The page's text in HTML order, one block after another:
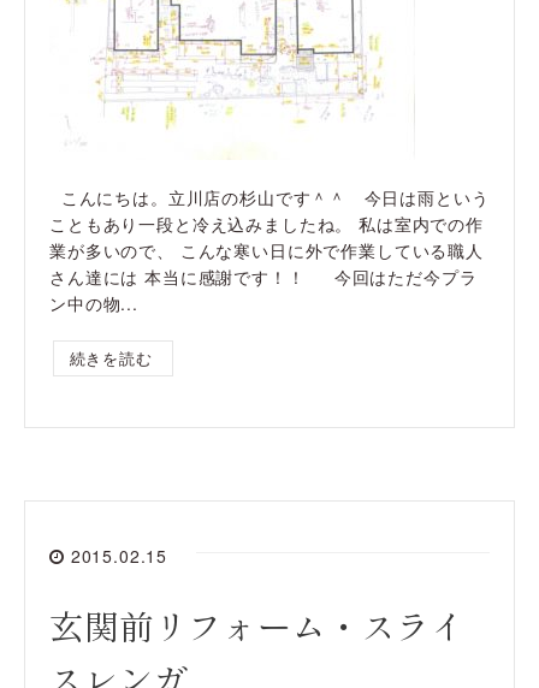
こんにちは。立川店の杉山です＾＾ 今日は雨という
こともあり一段と冷え込みましたね。 私は室内での作
業が多いので、 こんな寒い日に外で作業している職人
さん達には 本当に感謝です！！ 今回はただ今プラ
ン中の物...
続きを読む
2015.02.15
玄関前リフォーム・スライ